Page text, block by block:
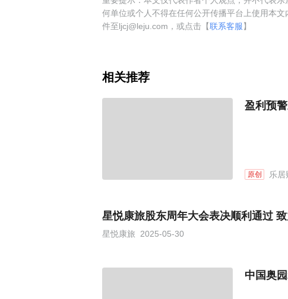
何单位或个人不得在任何公开传播平台上使用本
件至ljcj@leju.com，或点击【联系客服】
相关推荐
盈利预
原创 乐居
星悦康旅股东周年大会表决顺利通过
星悦康旅 2025-05-30
中国奥